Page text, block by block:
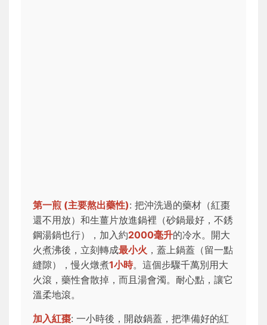
第一煎 (主要熬出藥性): 把沖洗過的藥材（紅棗
還不用放）和生薑片放進鍋裡（砂鍋最好，不銹
鋼湯鍋也行），加入約2000毫升的冷水。開大
火煮沸後，立刻轉成最小火 ，蓋上鍋蓋（留一點
縫隙），慢火燉煮1小時。這個步驟千萬別用大
火滾，藥性會散掉，而且湯會濁。耐心點，讓它
溫柔地滾。
加入紅棗: 一小時後，開啟鍋蓋，把準備好的紅